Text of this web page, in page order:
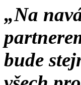
„Na
bude